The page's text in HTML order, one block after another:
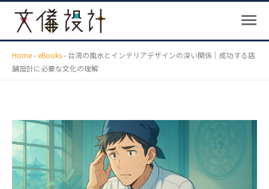
を
ニ
ュ
ー
Home-eBooks-台湾の風水とインテリアデザインの深い関係｜成功する店
舗設計に必要な文化の理解